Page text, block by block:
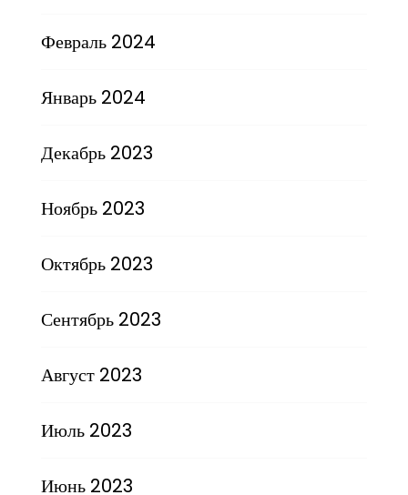
Февраль 2024
Январь 2024
Декабрь 2023
Ноябрь 2023
Октябрь 2023
Сентябрь 2023
Август 2023
Июль 2023
Июнь 2023